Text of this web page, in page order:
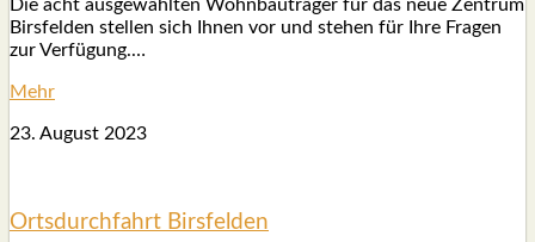
Die acht aus­ge­wähl­ten Wohn­bau­trä­ger für das neue Zen­trum
Birs­fel­den stel­len sich Ihnen vor und ste­hen für Ihre Fra­gen
zur Ver­fü­gung.…
Mehr
23. August 2023
Orts­durch­fahrt Birs­fel­den